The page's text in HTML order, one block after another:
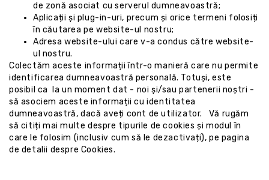
de zonă asociat cu serverul dumneavoastră;
Aplicații și plug-in-uri, precum și orice termeni folosiți
în căutarea pe website-ul nostru;
Adresa website-ului care v-a condus către website-
ul nostru.
Colectăm aceste informații într-o manieră care nu permite
identificarea dumneavoastră personală. Totuși, este
posibil ca la un moment dat - noi și/sau partenerii noștri -
să asociem aceste informații cu identitatea
dumneavoastră, dacă aveți cont de utilizator. Vă rugăm
să citiți mai multe despre tipurile de cookies și modul în
care le folosim (inclusiv cum să le dezactivați), pe pagina
de detalii despre Cookies.